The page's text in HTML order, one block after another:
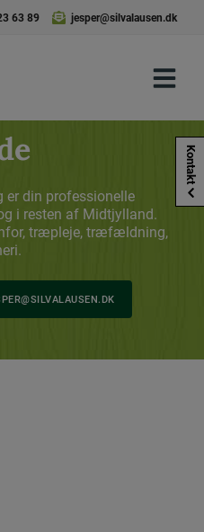
63 89 jesper@silvalausen.dk
din professionelle
i resten af Midtjylland.
træpleje, træfældning,
Kontakt